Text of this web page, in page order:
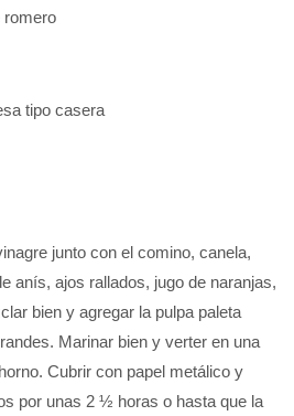
romero
tipo casera
junto con el comino, canela,
anís, ajos rallados, jugo de naranjas,
bien y agregar la pulpa paleta
Marinar bien y verter en una
Cubrir con papel metálico y
por unas 2 ½ horas o hasta que la